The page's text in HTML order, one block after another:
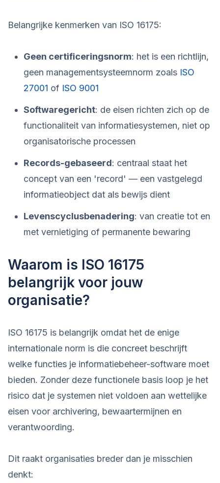
Belangrijke kenmerken van ISO 16175:
Geen certificeringsnorm: het is een richtlijn,
geen managementsysteemnorm zoals ISO
27001 of ISO 9001
Softwaregericht: de eisen richten zich op de
functionaliteit van informatiesystemen, niet op
organisatorische processen
Records-gebaseerd: centraal staat het
concept van een 'record' — een vastgelegd
informatieobject dat als bewijs dient
Levenscyclusbenadering: van creatie tot en
met vernietiging of permanente bewaring
Waarom is ISO 16175
belangrijk voor jouw
organisatie?
ISO 16175 is belangrijk omdat het de enige
internationale norm is die concreet beschrijft
welke functies je informatiebeheer-software moet
bieden. Zonder deze functionele basis loop je het
risico dat je systemen niet voldoen aan wettelijke
eisen voor archivering, bewaartermijnen en
verantwoording.
Dit raakt organisaties breder dan je misschien
denkt: